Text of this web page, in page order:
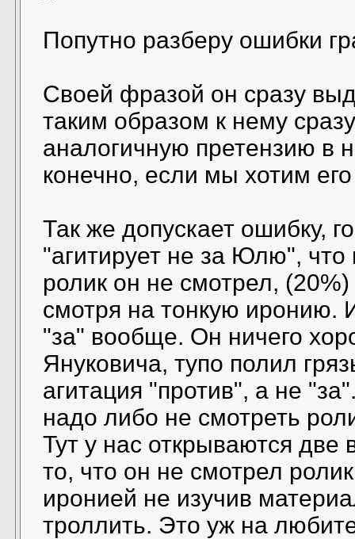
Попутно разберу ошибки
Своей фразой он сразу
таким образом к нему
аналогичную претензию в
конечно, если мы хотим
Так же допускает ошибку,
"агитирует не за Юлю", что
ролик он не смотрел,
смотря на тонкую иронию.
"за" вообще. Он ничего
Януковича, тупо полил
агитация "против", а не
надо либо не смотреть
Тут у нас открываются две
то, что он не смотрел
иронией не изучив
троллить. Это уж на